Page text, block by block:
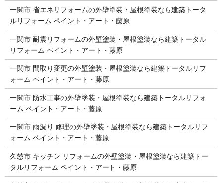
一関市 省エネリフォームの外壁塗装・屋根塗装なら建築トータ
ルリフォーム ペイント・アート・藤原
一関市 耐震リフォームの外壁塗装・屋根塗装なら建築トータル
リフォーム ペイント・アート・藤原
一関市 間取り変更の外壁塗装・屋根塗装なら建築トータルリフ
ォーム ペイント・アート・藤原
一関市 防水工事の外壁塗装・屋根塗装なら建築トータルリフォ
ーム ペイント・アート・藤原
一関市 雨漏り 修理の外壁塗装・屋根塗装なら建築トータルリフ
ォーム ペイント・アート・藤原
久慈市 キッチン リフォームの外壁塗装・屋根塗装なら建築トー
タルリフォーム ペイント・アート・藤原